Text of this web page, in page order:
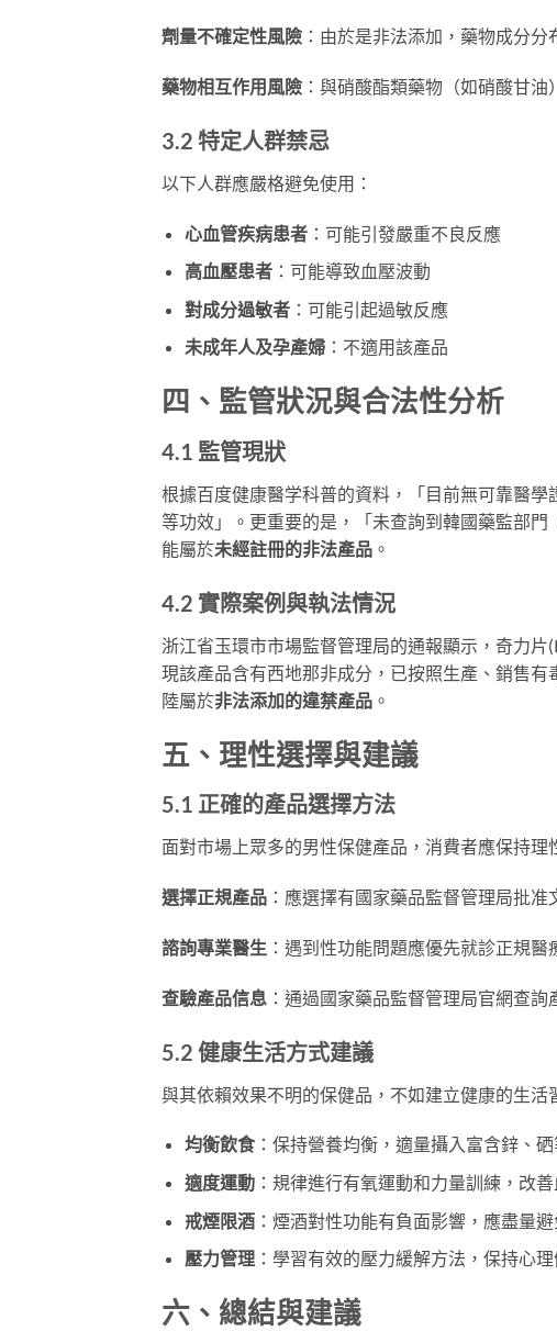
劑量不確定性風險 ：由於是非法添加，藥物成分
藥物相互作用風險 ：與硝酸酯類藥物（如硝酸甘
3.2 特定人群禁忌
以下人群應嚴格避免使用：
心血管疾病患者：可能引發嚴重不良反應
高血壓患者：可能導致血壓波動
對成分過敏者：可能引起過敏反應
未成年人及孕產婦：不適用該產品
四、監管狀況與合法性分析
4.1 監管現狀
根據百度健康醫学科普的資料，「目前無可靠醫
等功效」。更重要的是，「未查詢到韓國藥監部
能屬於未經註冊的非法產品 。
4.2 實際案例與執法情況
浙江省玉環市市場監督管理局的通報顯示，奇力片
現該產品含有西地那非成分，已按照生產、銷售
陸屬於非法添加的違禁產品 。
五、理性選擇與建議
5.1 正確的產品選擇方法
面對市場上眾多的男性保健產品，消費者應保持理
選擇正規產品 ：應選擇有國家藥品監督管理局批
諮詢專業醫生 ：遇到性功能問題應優先就診正規
查驗產品信息 ：通過國家藥品監督管理局官網查詢
5.2 健康生活方式建議
與其依賴效果不明的保健品，不如建立健康的生活
均衡飲食：保持營養均衡，適量攝入富含鋅、
適度運動：規律進行有氧運動和力量訓練，改
戒煙限酒：煙酒對性功能有負面影響，應盡量避
壓力管理：學習有效的壓力緩解方法，保持心
六、總結與建議